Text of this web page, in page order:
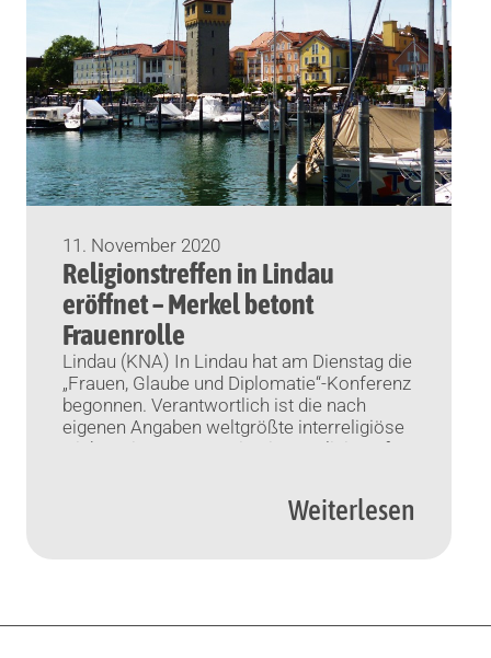
11. November 2020
Religionstreffen in Lindau
eröffnet – Merkel betont
Frauenrolle
Lindau (KNA) In Lindau hat am Dienstag die
„Frauen, Glaube und Diplomatie“-Konferenz
begonnen. Verantwortlich ist die nach
eigenen Angaben weltgrößte interreligiöse
Nichtregierungsorganisation „Religions for
RfP rund 600 Menschen aus 60 Ländern
zusammen, um neue Wege zur Förderung
Weiterlesen